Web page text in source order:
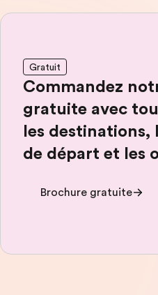
Gratuit
Commandez
gratuite avec
les destinations,
de départ et les
Brochure gratuite